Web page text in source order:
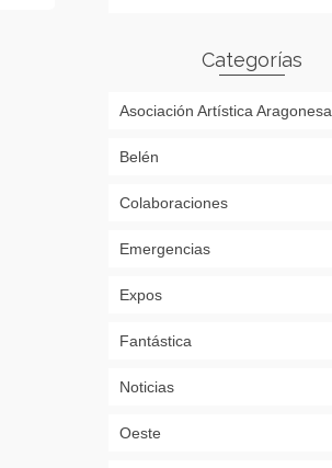
Categorías
Asociación Artística Aragonesa
Belén
Colaboraciones
Emergencias
Expos
Fantástica
Noticias
Oeste